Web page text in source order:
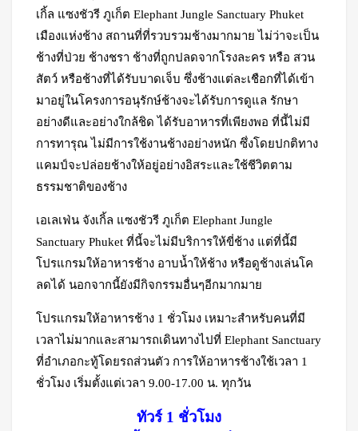
เกิ้ล แซงชัวรี ภูเก็ต Elephant Jungle Sanctuary Phuket
เมืองแห่งช้าง สถานที่ที่รวบรวมช้างมากมาย ไม่ว่าจะเป็น
ช้างที่ป่วย ช้างชรา ช้างที่ถูกปลดจากโรงละคร หรือ สวน
สัตว์ หรือช้างที่ได้รับบาดเจ็บ ซึ่งช้างแต่ละเชือกที่ได้เข้า
มาอยู่ในโครงการอนุรักษ์ช้างจะได้รับการดูแล รักษา
อย่างดีและอย่างใกล้ชิด ได้รับอาหารที่เพียงพอ ที่นี้ไม่มี
การทารุณ ไม่มีการใช้งานช้างอย่างหนัก ซึ่งโดยปกติทาง
แคมป์จะปล่อยช้างให้อยู่อย่างอิสระและใช้ชีวิตตาม
ธรรมชาติของช้าง
เอเลเฟ่น จังเกิ้ล แซงชัวรี ภูเก็ต Elephant Jungle
Sanctuary Phuket ที่นี้จะไม่มีบริการให้ขี่ช้าง แต่ที่นี้มี
โปรแกรมให้อาหารช้าง อาบน้ำให้ช้าง หรือดูช้างเล่นโค
ลดได้ นอกจากนี้ยังมีกิจกรรมอื่นๆอีกมากมาย
โปรแกรมให้อาหารช้าง 1 ชั่วโมง เหมาะสำหรับคนที่มี
เวลาไม่มากและสามารถเดินทางไปที่ Elephant Sanctuary
ที่อำเภอกะทู้โดยรถส่วนตัว การให้อาหารช้างใช้เวลา 1
ชั่วโมง เริ่มตั้งแต่เวลา 9.00-17.00 น. ทุกวัน
ทัวร์ 1 ชั่วโมง